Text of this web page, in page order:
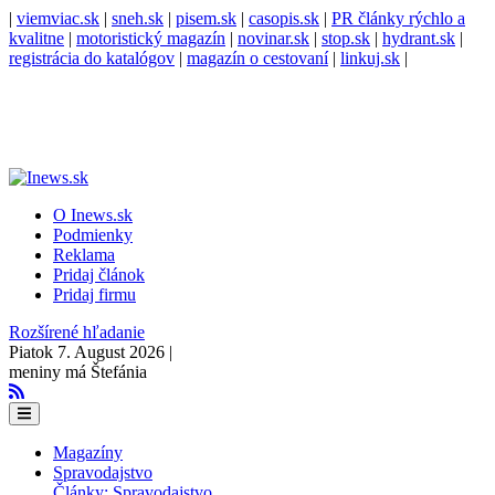
| viemviac.sk | sneh.sk | pisem.sk | casopis.sk | PR články rýchlo a
kvalitne | motoristický magazín | novinar.sk | stop.sk | hydrant.sk |
registrácia do katalógov | magazín o cestovaní| linkuj.sk |
O Inews.sk
Podmienky
Reklama
Pridaj článok
Pridaj firmu
Rozšírené hľadanie
Piatok 7. August 2026 |
meniny má Štefánia
Magazíny
Spravodajstvo